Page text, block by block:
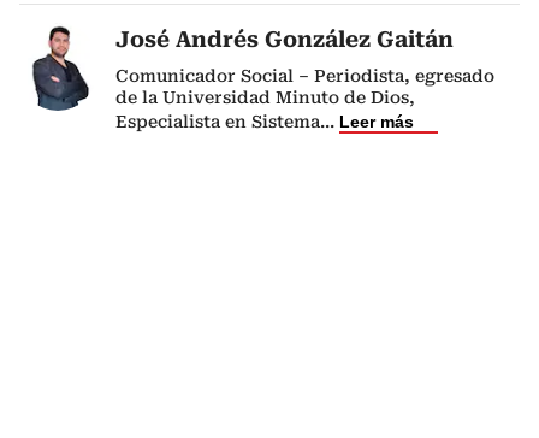
José Andrés González Gaitán
Comunicador Social – Periodista, egresado
de la Universidad Minuto de Dios,
Especialista en Sistema... Leer más